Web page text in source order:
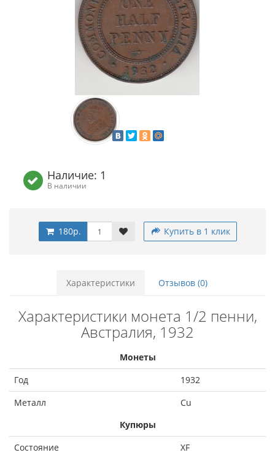
Наличие: 1
В наличии
180р. Купить в 1 клик
Характеристики Отзывов (0)
Характеристики монета 1/2 пенни,
Австралия, 1932
Монеты
Год
1932
Металл
Cu
Купюры
Состояние
XF